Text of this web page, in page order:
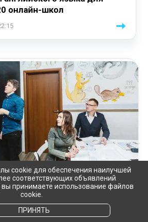
онлайн-школ
355754 18
курсов английского языка
cookie для обеспечения наилучшей
соответствующих объявлений.
вы принимаете использование файлов
cookie.
ПРИНЯТЬ